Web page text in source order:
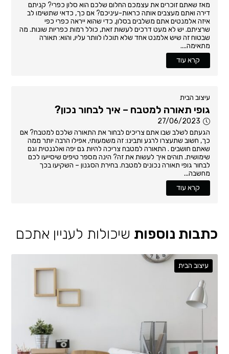
מאז שאתם זוכרים את עצמכם החלום שלכם הוא סלון כפרי? קניתם
דירה ואתם מעצבים אותה כראות-עיניכם? אם כך, כדאי שתשימו לב
איזה אלמנטים אתם משלבים בסלון, כדי שהוא ייראה כפרי כפי
שרציתם. יש לא מעט דרכים לעשות זאת, כולל רמות כפריות שונות. מה
שבטוח זה שיש אלמנט אחד שלא תוכלו לוותר עליו, והוא: תאורה
מתאימה....
קרא עוד
עיצוב הבית
גופי תאורה למטבח – איך לבחור נכון?
27/06/2023
הגעתם לשלב שבו אתם צריכים לבחור את התאורה שלכם למטבח? אם
כך, חשוב שתעצרו לרגע ותבינו: זה משמעותי, אפילו הרבה יותר ממה
שאתם חושבים . התאורה למטבח צריכה להיות גם יפה ואלגנטית וגם
שימושית. תוהים איך לעשות את זה? הינה מספר טיפים שיסייעו לכם
לבחור גופי תאורה נכונים למטבח. בחירת הסגנון – השקיעו בכך
מחשבה...
קרא עוד
כתבות נוספות שיכולות לעניין אתכם
עיצוב הבית